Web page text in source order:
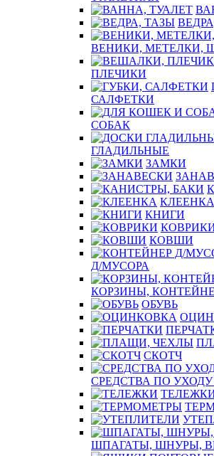
ВЕНИКИ, МЕТЕЛКИ,
ПЛЕЧИКИ
САЛФЕТКИ
СОБАК
ГЛАДИЛЬНЫЕ
ЗАМКИ
КЛЕЕНКА
КНИГИ
КОВШИ
Д/МУСОРА
КОРЗИНЫ,
ОБУВЬ
СКОТЧ
СРЕДСТВА ПО
ШПАГАТЫ, ШНУРЫ,